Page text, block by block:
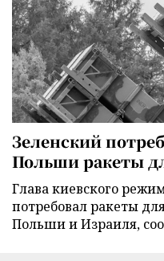
Зеленский
Польши ракеты
Глава киевского
потребовал ракеты
Польши и Израиля,